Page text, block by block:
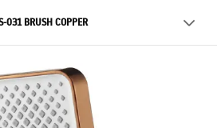
DE CHUVEIRO REA JS-031 BRUSH COPPER